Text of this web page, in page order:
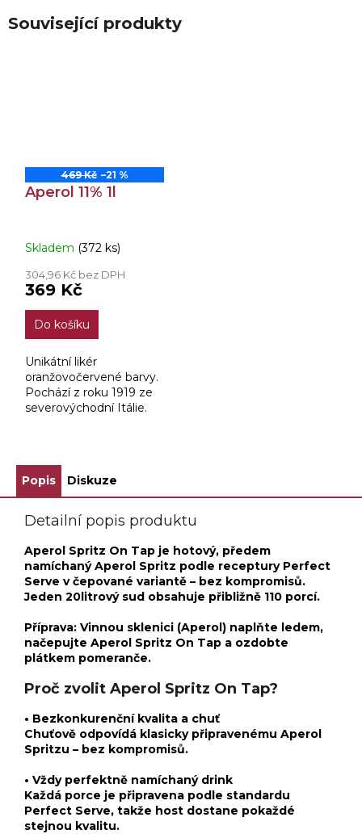
Související produkty
469 Kč –21 %
Aperol 11% 1l
Skladem (372 ks)
304,96 Kč bez DPH
369 Kč
Do košíku
Unikátní likér
oranžovočervené barvy.
Pochází z roku 1919 ze
severovýchodní Itálie.
vysoce kvalitních bylin a
kořenů....
Popis Diskuze
Detailní popis produktu
Aperol Spritz On Tap je hotový, předem
namíchaný Aperol Spritz podle receptury Perfect
Serve v čepované variantě – bez kompromisů.
Jeden 20litrový sud obsahuje přibližně 110 porcí.
Příprava: Vinnou sklenici (Aperol) naplňte ledem,
načepujte Aperol Spritz On Tap a ozdobte
plátkem pomeranče.
Proč zvolit Aperol Spritz On Tap?
• Bezkonkurenční kvalita a chuť
Chuťově odpovídá klasicky připravenému Aperol
Spritzu – bez kompromisů.
• Vždy perfektně namíchaný drink
Každá porce je připravena podle standardu
Perfect Serve, takže host dostane pokaždé
stejnou kvalitu.